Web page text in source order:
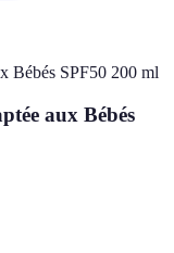
aux Bébés